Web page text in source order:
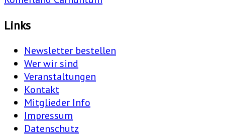
Links
Newsletter bestellen
Wer wir sind
Veranstaltungen
Kontakt
Mitglieder Info
Impressum
Datenschutz